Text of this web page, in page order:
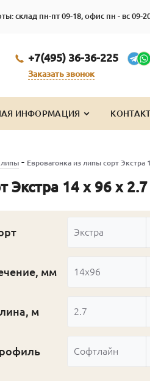
склад пн-пт 09-18, офис пн - вс 09-
+7(495) 36-36-225
Заказать звонок
ИНФОРМАЦИЯ
липы- Евровагонка из липы сорт Экстра
Экстра 14 x 96 x
Экстра
мм 14x96
м 2.7
Софтлайн